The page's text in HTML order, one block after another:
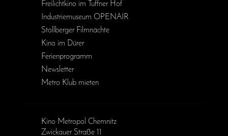
Freilichtkino im Tuffner Hof
Industriemuseum OPENAIR
Stollberger Filmnächte
Kino im Dürer
Ferienprogramm
Newsletter
Metro Klub mieten
Kino Metropol Chemnitz
Zwickauer Straße 11